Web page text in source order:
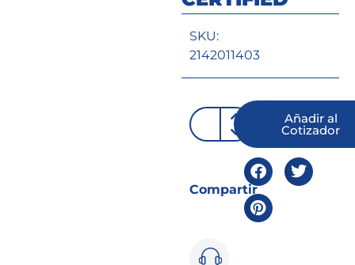
SKU:
2142011403
Añadir al
Cotizador
Compartir